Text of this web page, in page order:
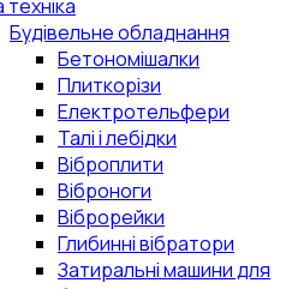
Будівельне обладнання
Бетономішалки
Плиткорізи
Електротельфери
Талі і лебідки
Віброплити
Віброноги
Віброрейки
Глибинні вібратори
Затиральні машини для